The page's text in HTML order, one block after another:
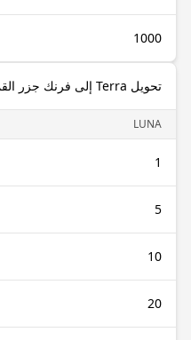
1000
تحويل Terra إلى فرنك جزر القمر
LUNA
1
5
10
20